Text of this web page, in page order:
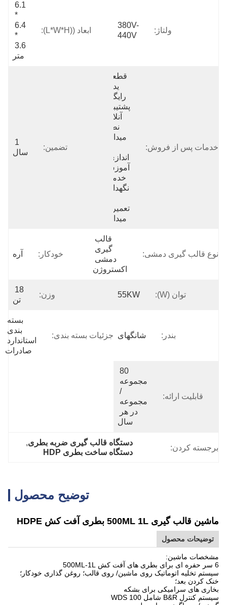
ولتاژ:
380V-
440V
ابعاد ((L*W*H):
6.1
*
6.4
*
3.6
متر
خدمات پس از فروش:
میدانی،
تضمین:
1
سال
نوع قالب گیری دمشی:
قالب
گیری
اکستروژن
خودکار: آره
توان (w): 55KW وزن:
18
تن
بندر: شانگهای جزئیات بسته بندی:
بسته
بندی
استاندارد
صادرات
قابلیت ارائه:
80
مجموعه
/
مجموعه
در هر
سال
برجسته کردن:
دستگاه قالب گیری ضربه بطری,
دستگاه ساخت بطری HDP
توضیح محصول
ماشین قالب گیری 500ML 1L بطری آفت کش HDPE
توضیحات محصول
مشخصات ماشین:
6 سر حفره ای برای بطری های آفت کش 500ML-1L
سیستم تخلیه اتوماتیک روی ماشین/ روی قالب؛ روغن گذاری خودکار؛
خنک کردن بعد؛
بخاری های سرامیکی برای بشکه
سیستم کنترل B&R شامل 100 WDS